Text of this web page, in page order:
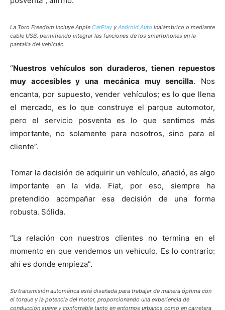
La Toro Freedom incluye Apple CarPlay y Android Auto inalámbrico o mediante
cable USB, permitiendo integrar las funciones de los smartphones en la
pantalla del vehículo
“Nuestros vehículos son duraderos, tienen repuestos
muy accesibles y una mecánica muy sencilla. Nos
encanta, por supuesto, vender vehículos; es lo que llena
el mercado, es lo que construye el parque automotor,
pero el servicio posventa es lo que sentimos más
importante, no solamente para nosotros, sino para el
cliente”.
Tomar la decisión de adquirir un vehículo, añadió, es algo
importante en la vida. Fiat, por eso, siempre ha
pretendido acompañar esa decisión de una forma
robusta. Sólida.
“La relación con nuestros clientes no termina en el
momento en que vendemos un vehículo. Es lo contrario:
ahí es donde empieza”.
Su transmisión automática está diseñada para trabajar de manera óptima con
el torque y la potencia del motor, proporcionando una experiencia de
conducción suave y confortable tanto en entornos urbanos como en carretera